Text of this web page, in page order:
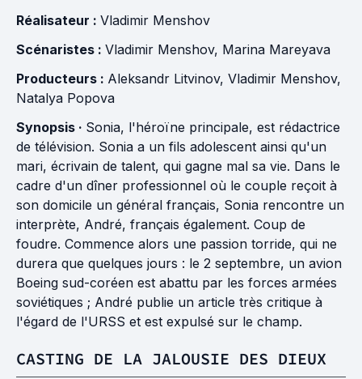
Réalisateur : Vladimir Menshov
Scénaristes : Vladimir Menshov, Marina Mareyava
Producteurs : Aleksandr Litvinov, Vladimir Menshov,
Natalya Popova
Synopsis · Sonia, l'héroïne principale, est rédactrice
de télévision. Sonia a un fils adolescent ainsi qu'un
mari, écrivain de talent, qui gagne mal sa vie. Dans le
cadre d'un dîner professionnel où le couple reçoit à
son domicile un général français, Sonia rencontre un
interprète, André, français également. Coup de
foudre. Commence alors une passion torride, qui ne
durera que quelques jours : le 2 septembre, un avion
Boeing sud-coréen est abattu par les forces armées
soviétiques ; André publie un article très critique à
l'égard de l'URSS et est expulsé sur le champ.
CASTING DE LA JALOUSIE DES DIEUX